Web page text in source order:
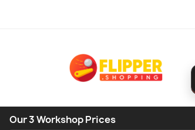
Our 3 Workshop Prices